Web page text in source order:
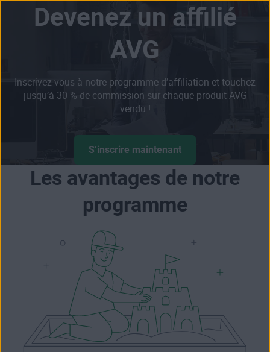
Devenez un affilié
AVG
Inscrivez-vous à notre programme d’affiliation et touchez
jusqu’à 30 % de commission sur chaque produit AVG
vendu !
S’inscrire maintenant
Les avantages de notre
programme